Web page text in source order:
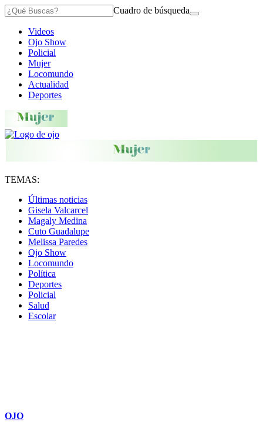
Cuadro de búsqueda
Videos
Ojo Show
Policial
Mujer
Locomundo
Actualidad
Deportes
TEMAS:
Últimas noticias
Gisela Valcarcel
Magaly Medina
Cuto Guadalupe
Melissa Paredes
Ojo Show
Locomundo
Política
Deportes
Policial
Salud
Escolar
OJO